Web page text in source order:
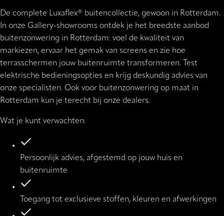
De complete Luxaflex® buitencollectie, gewoon in Rotterdam.
In onze Gallery-showrooms ontdek je het breedste aanbod
buitenzonwering in Rotterdam: voel de kwaliteit van
markiezen, ervaar het gemak van screens en zie hoe
terrasschermen jouw buitenruimte transformeren. Test
elektrische bedieningsopties en krijg deskundig advies van
onze specialisten. Ook voor buitenzonwering op maat in
Rotterdam kun je terecht bij onze dealers.
Wat je kunt verwachten:
Persoonlijk advies, afgestemd op jouw huis en
buitenruimte
Toegang tot exclusieve stoffen, kleuren en afwerkingen